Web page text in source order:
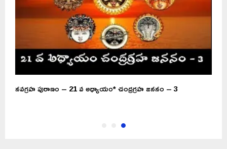
నవగ్రహ పురాణం – 21 వ అధ్యాయం* చంద్రగ్రహ జననం – 3